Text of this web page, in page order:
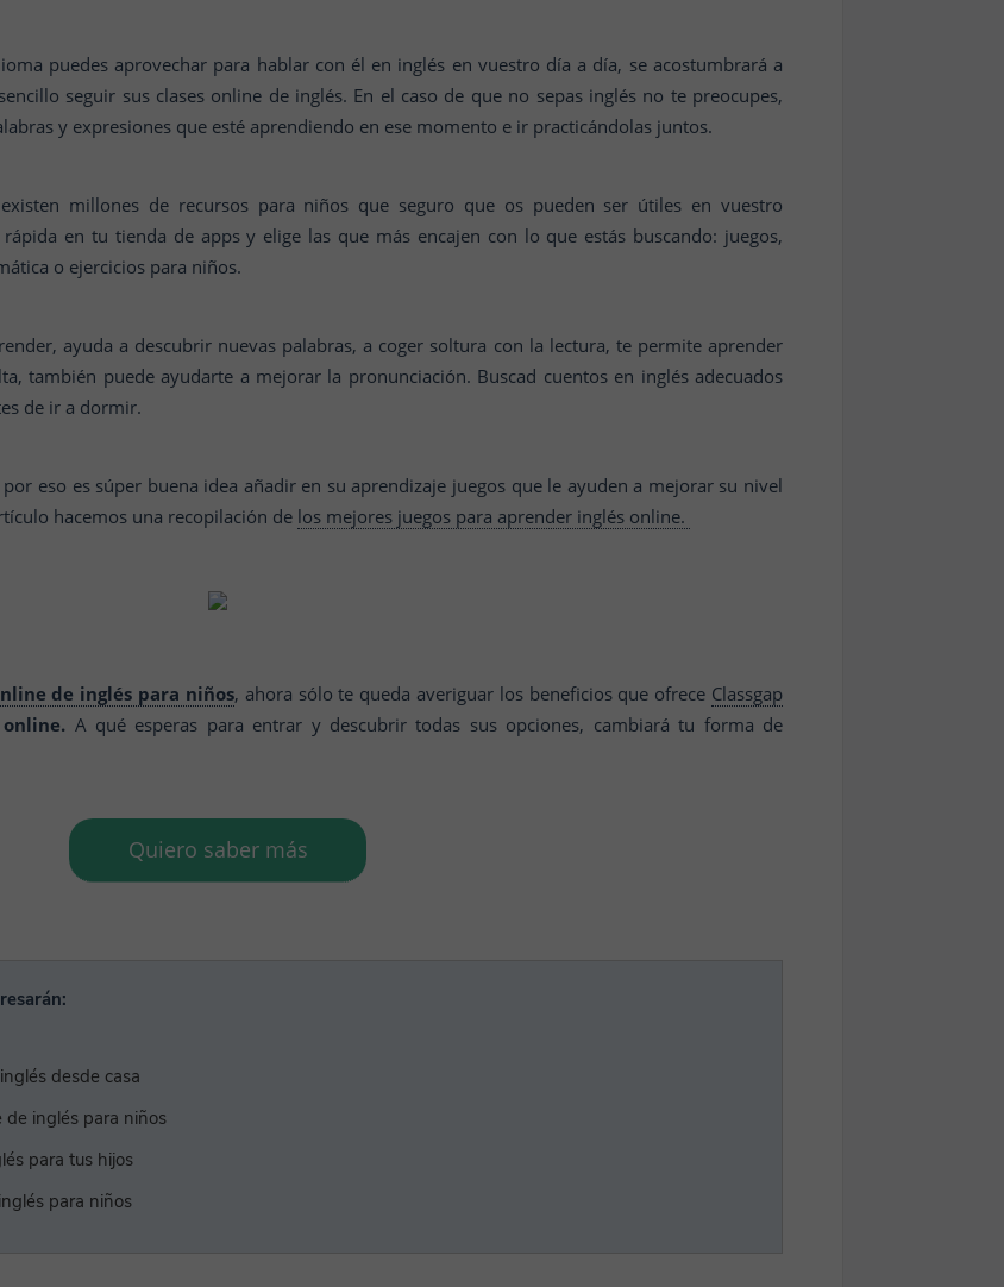
puedes aprovechar para hablar con él en inglés en vuestro día a día, se acostumbrará a
seguir sus clases online de inglés. En el caso de que no sepas inglés no te preocupes,
y expresiones que esté aprendiendo en ese momento e ir practicándolas juntos.
millones de recursos para niños que seguro que os pueden ser útiles en vuestro
en tu tienda de apps y elige las que más encajen con lo que estás buscando: juegos,
o ejercicios para niños.
ayuda a descubrir nuevas palabras, a coger soltura con la lectura, te permite aprender
también puede ayudarte a mejorar la pronunciación. Buscad cuentos en inglés adecuados
de ir a dormir.
eso es súper buena idea añadir en su aprendizaje juegos que le ayuden a mejorar su nivel
hacemos una recopilación de los mejores juegos para aprender inglés online.
de inglés para niños, ahora sólo te queda averiguar los beneficios que ofrece Classgap
A qué esperas para entrar y descubrir todas sus opciones, cambiará tu forma de
Quiero saber más
desde casa
de inglés para niños
para tus hijos
para niños